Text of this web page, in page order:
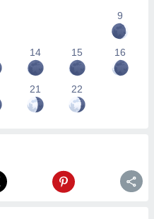
9
14 15 16
21 22